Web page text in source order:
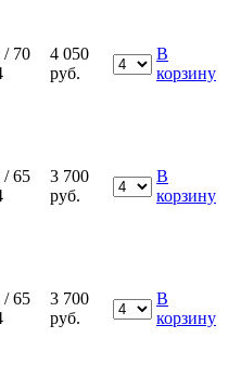
/ 70
4 050
руб.
В
корзину
/ 65
3 700
руб.
В
корзину
/ 65
3 700
руб.
В
корзину